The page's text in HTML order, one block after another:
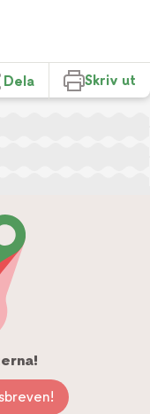
Dela Skriv ut